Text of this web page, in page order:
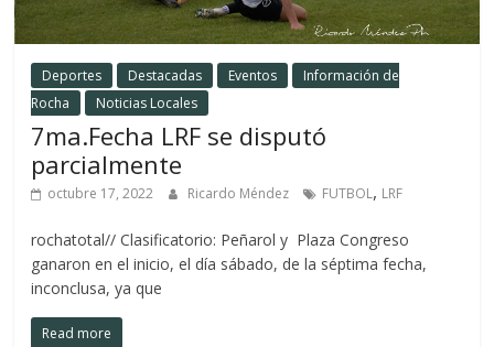
Deportes Destacadas Eventos
Información de
Rocha
Noticias Locales
7ma.Fecha LRF se disputó
parcialmente
octubre 17, 2022 Ricardo Méndez FUTBOL, LRF
rochatotal// Clasificatorio: Peñarol y Plaza Congreso
ganaron en el inicio, el día sábado, de la séptima fecha,
inconclusa, ya que
Read more